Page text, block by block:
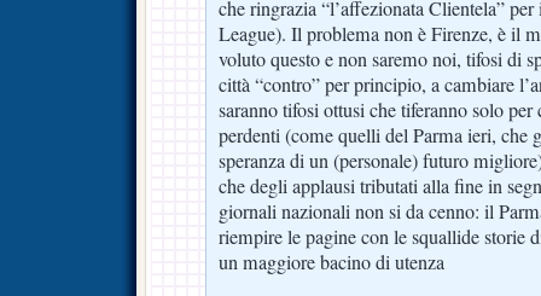
che ringrazia “l’affezionata Clientela”
League). Il problema non è Firenze, è il
voluto questo e non saremo noi, tifosi di
città “contro” per principio, a cambiare
saranno tifosi ottusi che tiferanno solo
perdenti (come quelli del Parma ieri, che
speranza di un (personale) futuro
che degli applausi tributati alla fine in
giornali nazionali non si da cenno: il
riempire le pagine con le squallide storie
un maggiore bacino di utenza